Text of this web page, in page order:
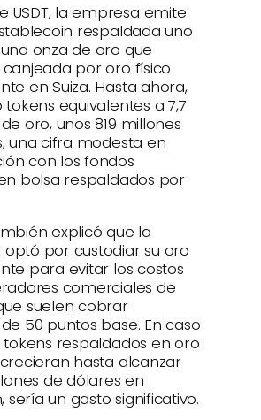
USDT, la empresa emite
stablecoin respaldada uno
onza de oro que
por oro físico
en Suiza. Hasta ahora,
equivalentes a 7,7
oro, unos 819 millones
una cifra modesta en
con los fondos
bolsa respaldados por
explicó que la
por custodiar su oro
para evitar los costos
comerciales de
suelen cobrar
50 puntos base. En caso
respaldados en oro
hasta alcanzar
de dólares en
sería un gasto significativo.